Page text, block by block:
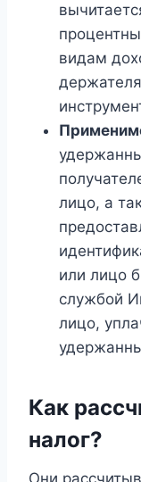
видам
лицо, а
или лицо
службой
лицо,
Как
налог?